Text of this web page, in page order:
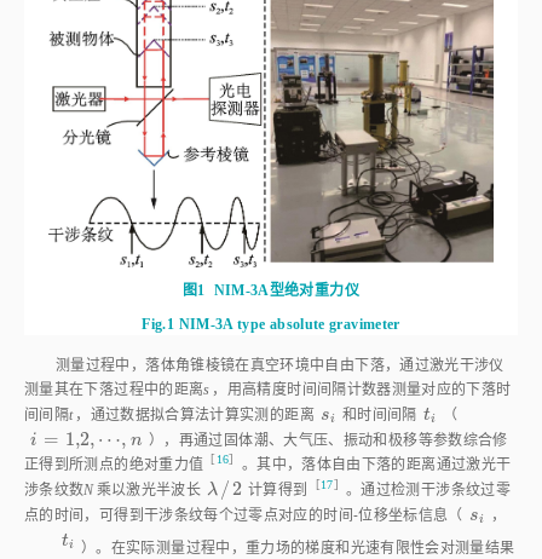
图1
NIM-3A型绝对重力仪
Fig.1 NIM-3A type absolute gravimeter
测量过程中，落体角锥棱镜在真空环境中自由下落，通过激光干涉仪
测量其在下落过程中的距离s ，用高精度时间间隔计数器测量对应的下落时
间间隔t ，通过数据拟合算法计算实测的距离 si
si 和时间间隔 ti
ti
（
i = 1,2, ⋯, n
i=1,2,⋯ n
），再通过固体潮、大气压、振动和极移等参数综合修
正得到所测点的绝对重力值 ［ 16］ 。其中，落体自由下落的距离通过激光干
涉条纹数N乘以激光半波长 λ / 2
λ/ 2 计算得到 ［17］ 。通过检测干涉条纹过零
点的时间，可得到干涉条纹每个过零点对应的时间⁃位移坐标信息（ si
si
，
）。在实际测量过程中，重力场的梯度和光速有限性会对测量结果产生